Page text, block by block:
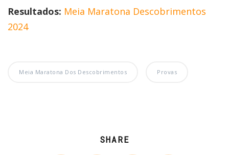
Resultados: Meia Maratona Descobrimentos
2024
Meia Maratona Dos Descobrimentos Provas
SHARE